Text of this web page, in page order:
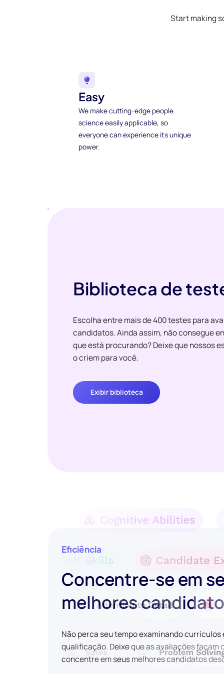
Start making
Easy
We make cutting-edge people
science easily applicable, so
everyone can experience its unique
power.
Biblioteca de
Escolha entre mais de 400 testes para
candidatos. Ainda assim, não consegue
que está procurando? Deixe que nossos
o criem para você.
Exibir biblioteca
Eficiência
Concentre-se em
melhores
Não perca seu tempo examinando currículos
qualificação. Deixe que as avaliações façam
concentre em seus melhores candidatos